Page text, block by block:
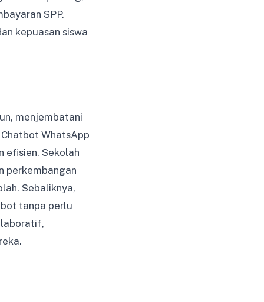
SPP.
kepuasan siswa
menjembatani
WhatsApp
efisien. Sekolah
perkembangan
Sebaliknya,
tanpa perlu